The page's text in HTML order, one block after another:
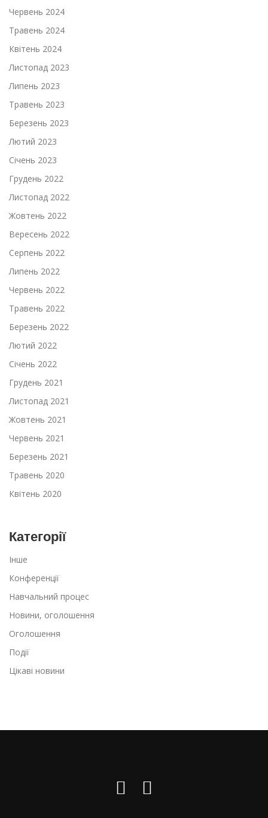
Червень 2024
Травень 2024
Квітень 2024
Листопад 2023
Липень 2023
Травень 2023
Березень 2023
Лютий 2023
Січень 2023
Грудень 2022
Листопад 2022
Жовтень 2022
Вересень 2022
Серпень 2022
Липень 2022
Червень 2022
Травень 2022
Березень 2022
Лютий 2022
Січень 2022
Грудень 2021
Листопад 2021
Жовтень 2021
Червень 2021
Березень 2021
Травень 2020
Квітень 2020
Категорії
Інше
Конференції
Навчальний процес
Новини, оголошення
Оголошення
Події
Цікаві новини